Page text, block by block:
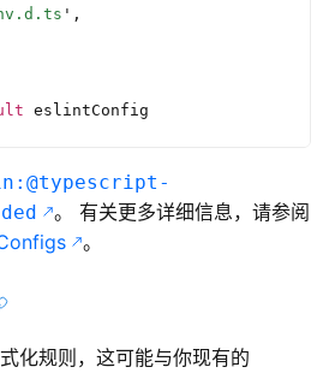
' ,
eslintConfig
。 有关更多详细信息，请参阅
。
化规则，这可能与你现有的